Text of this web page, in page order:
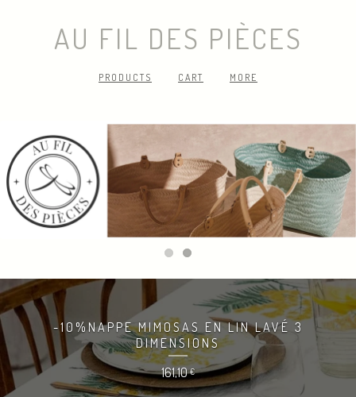
AU FIL DES PIÈCES
PRODUCTS CART MORE
-10%NAPPE MIMOSAS EN LIN LAVÉ 3
DIMENSIONS
161,10€